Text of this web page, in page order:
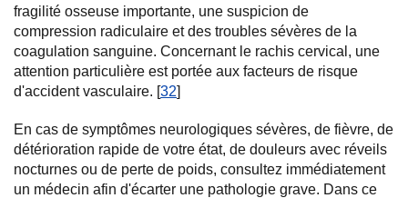
fragilité osseuse importante, une suspicion de
compression radiculaire et des troubles sévères de la
coagulation sanguine. Concernant le rachis cervical, une
attention particulière est portée aux facteurs de risque
d'accident vasculaire. [32]
En cas de symptômes neurologiques sévères, de fièvre, de
détérioration rapide de votre état, de douleurs avec réveils
nocturnes ou de perte de poids, consultez immédiatement
un médecin afin d'écarter une pathologie grave. Dans ce